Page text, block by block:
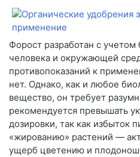
Форост разработан с учетом
человека и окружающей
противопоказаний к
нет. Однако, как и любое
вещество, он требует
рекомендуется превышать
дозировки, так как избыток
«жированию» растений —
ущерб цветению и